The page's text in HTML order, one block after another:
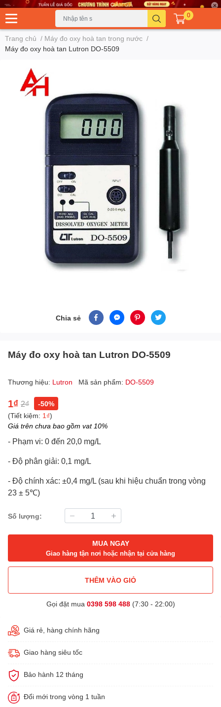
0
Trang chủ / Máy đo oxy hoà tan trong nước /
Máy đo oxy hoà tan Lutron DO-5509
Chia sẻ
Máy đo oxy hoà tan Lutron DO-5509
Thương hiệu: Lutron Mã sản phẩm: DO-5509
1₫ 2₫
-50%
(Tiết kiệm: 1₫)
Giá trên chưa bao gồm vat 10%
- Phạm vi: 0 đến 20,0 mg/L
- Độ phân giải: 0,1 mg/L
- Độ chính xác: ±0,4 mg/L (sau khi hiệu chuẩn trong vòng
23 ± 5℃)
Số lượng:
MUA NGAY
Giao hàng tận nơi hoặc nhận tại cửa hàng
THÊM VÀO GIỎ
Gọi đặt mua 0398 598 488(7:30 - 22:00)
Giá rẻ, hàng chính hãng
Giao hàng siêu tốc
Bảo hành 12 tháng
Đổi mới trong vòng 1 tuần